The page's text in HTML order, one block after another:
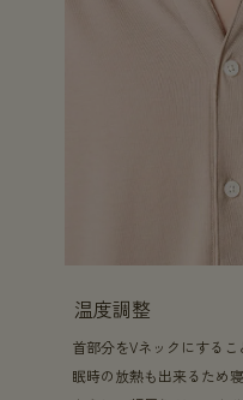
温度調整
首部分をVネックにする
眠時の放熱も出来るため